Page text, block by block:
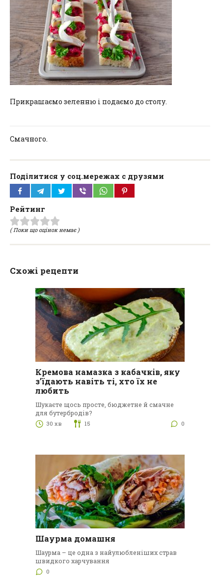
Прикрашаємо зеленню і подаємо до столу.
Смачного.
Поділитися у соц.мережах с друзями
Рейтинг
( Поки що оцінок немає )
Схожі рецепти
Кремова намазка з кабачків, яку
з’їдають навіть ті, хто їх не
любить
Шукаєте щось просте, бюджетне й смачне
для бутербродів?
30 хв 15 0
Шаурма домашня
Шаурма – це одна з найулюбленіших страв
швидкого харчування
0